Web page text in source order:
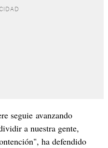
seguie avanzando
a nuestra gente,
ha defendido